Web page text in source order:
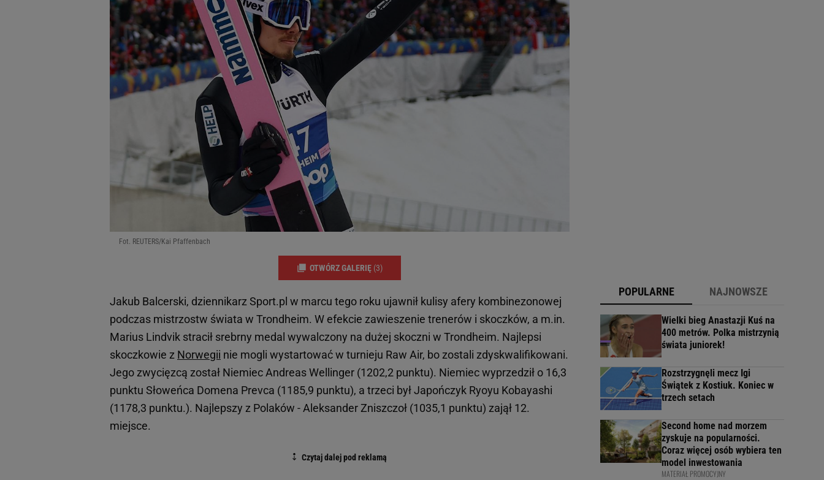
Fot. REUTERS/Kai Pfaffenbach
OTWÓRZ GALERIĘ (3)
Jakub Balcerski, dziennikarz Sport.pl w marcu tego roku ujawnił kulisy afery kombinezonowej
podczas mistrzostw świata w Trondheim. W efekcie zawieszenie trenerów i skoczków, a m.in.
Marius Lindvik stracił srebrny medal wywalczony na dużej skoczni w Trondheim. Najlepsi
skoczkowie z Norwegii nie mogli wystartować w turnieju Raw Air, bo zostali zdyskwalifikowani.
Jego zwycięzcą został Niemiec Andreas Wellinger (1202,2 punktu). Niemiec wyprzedził o 16,3
punktu Słoweńca Domena Prevca (1185,9 punktu), a trzeci był Japończyk Ryoyu Kobayashi
(1178,3 punktu.). Najlepszy z Polaków - Aleksander Zniszczoł (1035,1 punktu) zajął 12.
miejsce.
POPULARNE NAJNOWSZE
Wielki bieg Anastazji Kuś na
400 metrów. Polka mistrzynią
świata juniorek!
Rozstrzygnęli mecz Igi
Świątek z Kostiuk. Koniec w
trzech setach
Second home nad morzem
zyskuje na popularności.
Coraz więcej osób wybiera ten
model inwestowania
MATERIAŁ PROMOCYJNY